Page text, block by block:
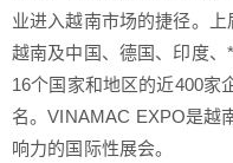
业进入越南市场的捷径。
越南及中国、德国、印度
16个国家和地区的近400家
名。VINAMAC EXPO是越
响力的国际性展会。